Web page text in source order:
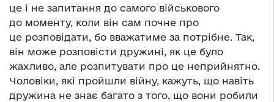
це і не запитання до самого військового
до моменту, коли він сам почне про
це розповідати, бо вважатиме за потрібне. Так,
він може розповісти дружині, як це було
жахливо, але розпитувати про це неприйнятно.
Чоловіки, які пройшли війну, кажуть, що навіть
дружина не знає багато з того, що вони робили